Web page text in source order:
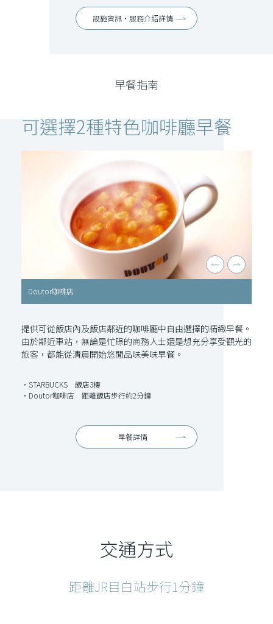
設施資訊・服務介紹詳情
早餐指南
可選擇2種特色咖啡廳早餐
提供可從飯店內及飯店鄰近的咖啡廳中自由選擇的精緻早餐。
由於鄰近車站，無論是忙碌的商務人士還是想充分享受觀光的
旅客，都能從清晨開始悠閒品味美味早餐。
・STARBUCKS 飯店3樓
・Doutor咖啡店 距離飯店步行約2分鐘
早餐詳情
交通方式
距離JR目白站步行1分鐘